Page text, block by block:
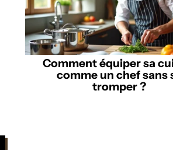
Comment équiper sa
comme un chef sans
tromper ?